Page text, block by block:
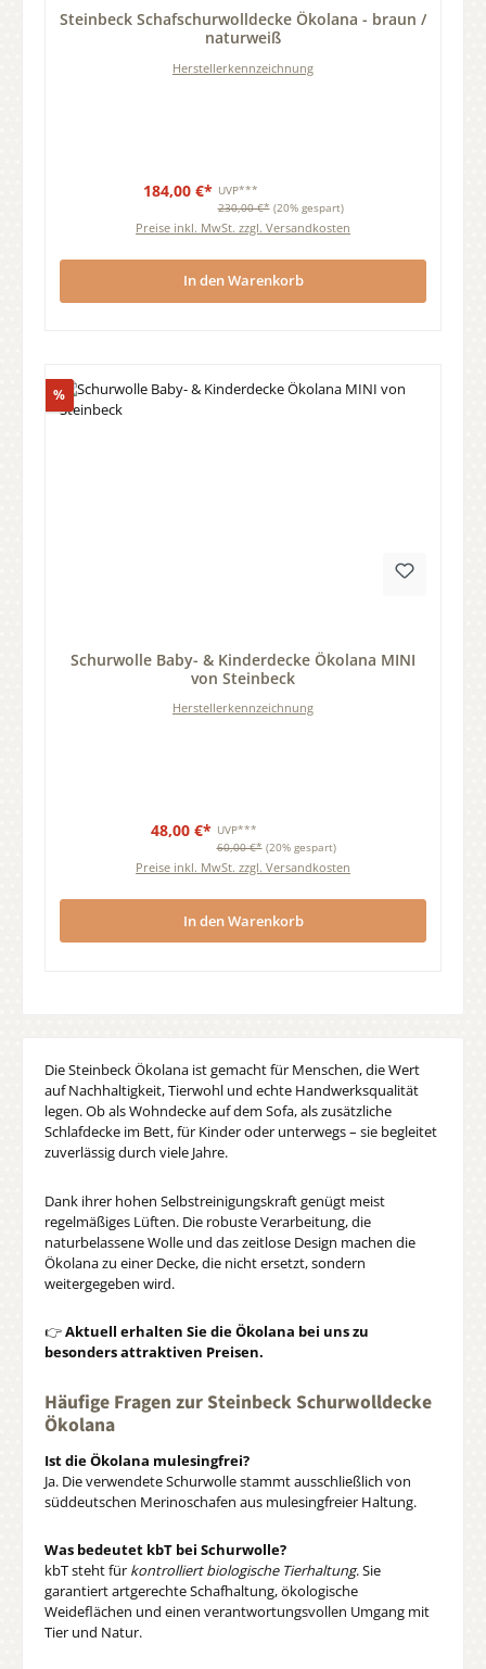
Steinbeck Schafschurwolldecke Ökolana - braun /
naturweiß
Herstellerkennzeichnung
184,00 €* UVP***
230,00 €* (20% gespart)
Preise inkl. MwSt. zzgl. Versandkosten
In den Warenkorb
%Rabatt
Schurwolle Baby- & Kinderdecke Ökolana MINI
von Steinbeck
Herstellerkennzeichnung
48,00 €* UVP***
60,00 €* (20% gespart)
Preise inkl. MwSt. zzgl. Versandkosten
In den Warenkorb
Die Steinbeck Ökolana ist gemacht für Menschen, die Wert
auf Nachhaltigkeit, Tierwohl und echte Handwerksqualität
legen. Ob als Wohndecke auf dem Sofa, als zusätzliche
Schlafdecke im Bett, für Kinder oder unterwegs – sie begleitet
zuverlässig durch viele Jahre.
Dank ihrer hohen Selbstreinigungskraft genügt meist
regelmäßiges Lüften. Die robuste Verarbeitung, die
naturbelassene Wolle und das zeitlose Design machen die
Ökolana zu einer Decke, die nicht ersetzt, sondern
weitergegeben wird.
👉Aktuell erhalten Sie die Ökolana bei uns zu
besonders attraktiven Preisen.
Häufige Fragen zur Steinbeck Schurwolldecke
Ökolana
Ist die Ökolana mulesingfrei?
Ja. Die verwendete Schurwolle stammt ausschließlich von
süddeutschen Merinoschafen aus mulesingfreier Haltung.
Was bedeutet kbT bei Schurwolle?
kbT steht für kontrolliert biologische Tierhaltung. Sie
garantiert artgerechte Schafhaltung, ökologische
Weideflächen und einen verantwortungsvollen Umgang mit
Tier und Natur.